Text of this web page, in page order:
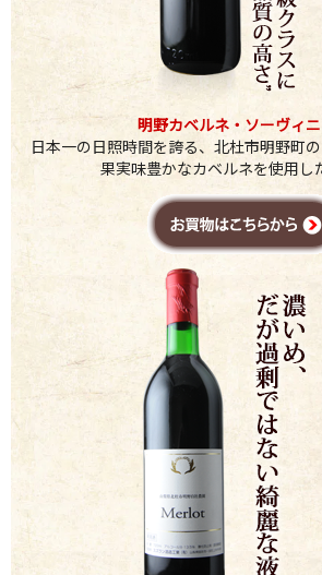
明野カベルネ・ソーヴィ
日本一の日照時間を誇る、北杜市明野町
果実味豊かなカベルネを使用し